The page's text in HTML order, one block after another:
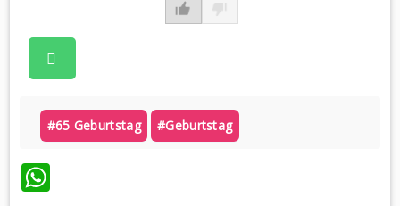
#65 Geburtstag #geburtstag
WhatsApp